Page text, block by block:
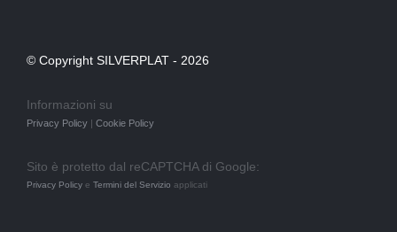
© Copyright SILVERPLAT - 2026
Informazioni su
Privacy Policy Cookie Policy
Sito è protetto dal reCAPTCHA di Google:
Privacy Policy e Termini del Servizio applicati